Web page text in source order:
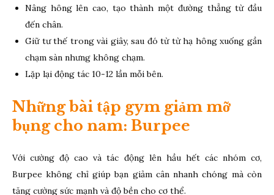
Nâng hông lên cao, tạo thành một đường thẳng từ đầu
đến chân.
Giữ tư thế trong vài giây, sau đó từ từ hạ hông xuống gần
chạm sàn nhưng không chạm.
Lặp lại động tác 10-12 lần mỗi bên.
Những bài tập gym giảm mỡ
bụng cho nam: Burpee
Với cường độ cao và tác động lên hầu hết các nhóm cơ,
Burpee không chỉ giúp bạn giảm cân nhanh chóng mà còn
tăng cường sức mạnh và độ bền cho cơ thể.